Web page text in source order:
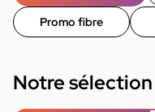
Promo fibre
Notre sélection